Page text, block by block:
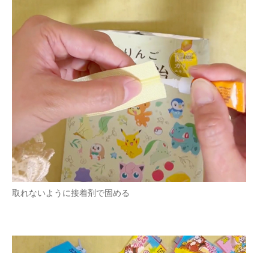
取れないように接着剤で固める